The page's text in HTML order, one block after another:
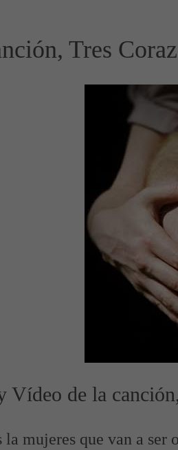
Tres
Vídeo de la
la mujeres que van a ser